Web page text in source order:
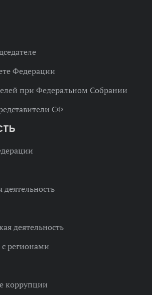
Федерации
при Федеральном Собрании
СФ
деятельность
деятельность
регионами
коррупции